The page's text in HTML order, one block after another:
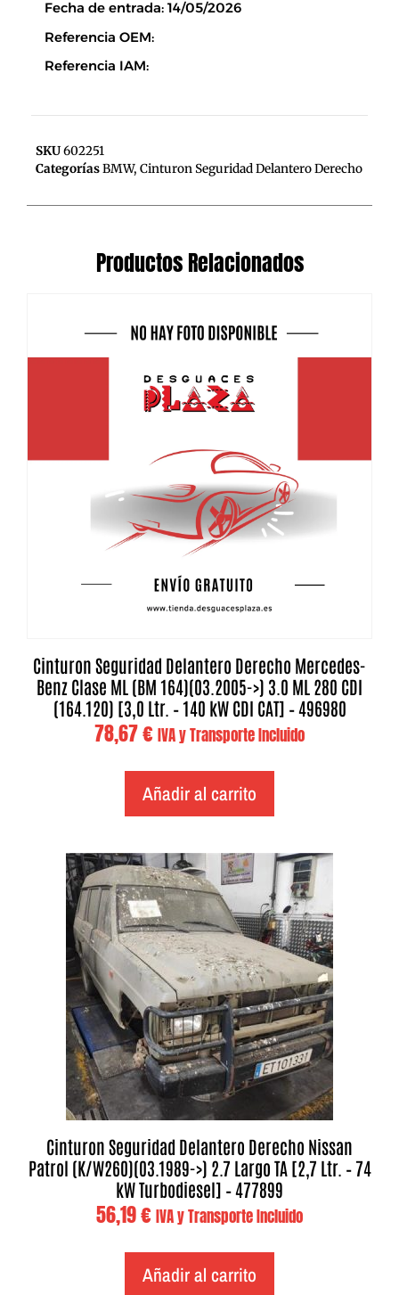
Fecha de entrada: 14/05/2026
Referencia OEM:
Referencia IAM:
SKU602251
CategoríasBMW, Cinturon Seguridad Delantero Derecho
Productos Relacionados
Cinturon Seguridad Delantero Derecho Mercedes-
Benz Clase ML (BM 164)(03.2005->) 3.0 ML 280 CDI
(164.120) [3,0 Ltr. – 140 kW CDI CAT] – 496980
78,67€ IVA y Transporte Incluido
Añadir al carrito
Cinturon Seguridad Delantero Derecho Nissan
Patrol (K/W260)(03.1989->) 2.7 Largo TA [2,7 Ltr. – 74
kW Turbodiesel] – 477899
56,19€ IVA y Transporte Incluido
Añadir al carrito